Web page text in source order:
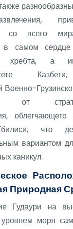
со всего
в самом
хребта, а
Военно-
от
что
вариантом
каникул.
Природная
Гудаури на
моря